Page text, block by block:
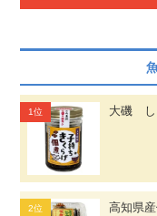
大磯 し
高知県